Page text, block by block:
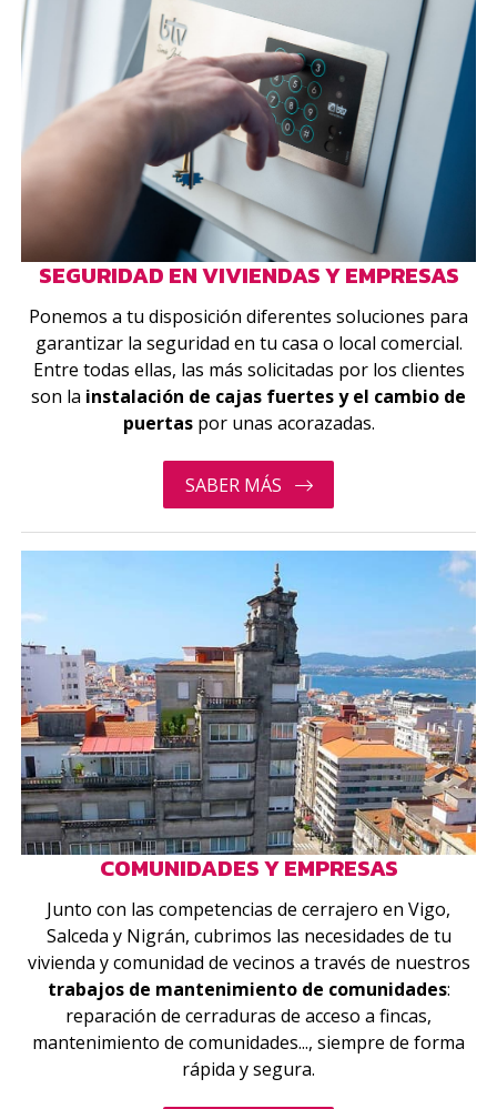
SEGURIDAD EN VIVIENDAS Y EMPRESAS
Ponemos a tu disposición diferentes soluciones para
garantizar la seguridad en tu casa o local comercial.
Entre todas ellas, las más solicitadas por los clientes
son la instalación de cajas fuertes y el cambio de
puertaspor unas acorazadas.
SABER MÁS
COMUNIDADES Y EMPRESAS
Junto con las competencias de cerrajero en Vigo,
Salceda y Nigrán, cubrimos las necesidades de tu
vivienda y comunidad de vecinos a través de nuestros
trabajos de mantenimiento de comunidades:
reparación de cerraduras de acceso a fincas,
mantenimiento de comunidades..., siempre de forma
rápida y segura.